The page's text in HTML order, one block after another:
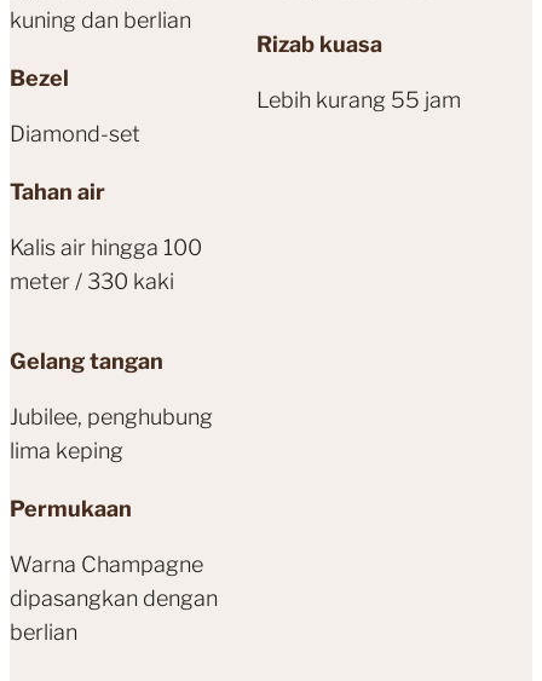
kuning dan berlian
Bezel
Diamond-set
Tahan air
Kalis air hingga 100
meter / 330 kaki
Rizab kuasa
Lebih kurang 55 jam
Gelang tangan
Jubilee, penghubung
lima keping
Permukaan
Warna Champagne
dipasangkan dengan
berlian